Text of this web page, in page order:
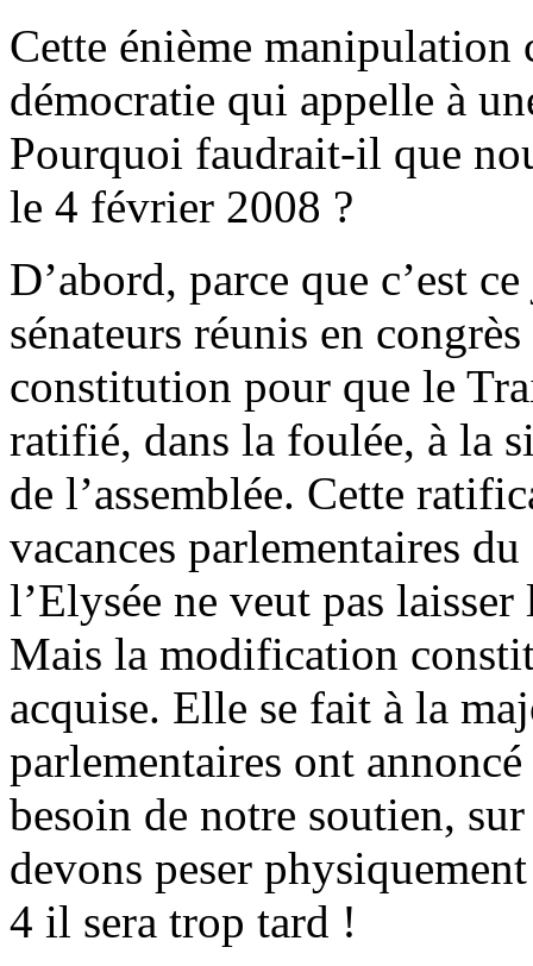
Cette énième manipulation
démocratie qui appelle à
Pourquoi faudrait-il que
le 4 février 2008 ?
D’abord, parce que c’est
sénateurs réunis en
constitution pour que le
ratifié, dans la foulée, à la
de l’assemblée. Cette
vacances parlementaires
l’Elysée ne veut pas
Mais la modification
acquise. Elle se fait à la
parlementaires ont
besoin de notre soutien,
devons peser
4 il sera trop tard !